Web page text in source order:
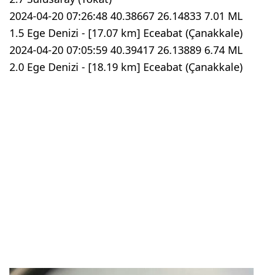
2024-04-20 07:26:48 40.38667 26.14833 7.01 ML
1.5 Ege Denizi - [17.07 km] Eceabat (Çanakkale)
2024-04-20 07:05:59 40.39417 26.13889 6.74 ML
2.0 Ege Denizi - [18.19 km] Eceabat (Çanakkale)